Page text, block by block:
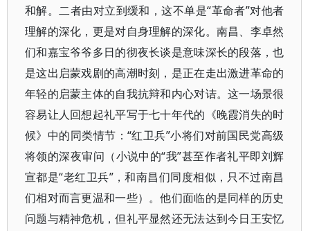
和解。二者由对立到缓和，这不单是“革命者”对他者
理解的深化，更是对自身理解的深化。南昌、李卓然
们和嘉宝爷爷多日的彻夜长谈是意味深长的段落，也
是这出启蒙戏剧的高潮时刻，是正在走出激进革命的
年轻的启蒙主体的自我抗辩和内心对诘。这一场景很
容易让人回想起礼平写于七十年代的《晚霞消失的时
候》中的同类情节：“红卫兵”小将们对前国民党高级
将领的深夜审问（小说中的“我”甚至作者礼平即刘辉
宣都是“老红卫兵”，和南昌们同度相似，只不过南昌
们相对而言更温和一些）。他们面临的是同样的历史
问题与精神危机，但礼平显然还无法达到今日王安忆